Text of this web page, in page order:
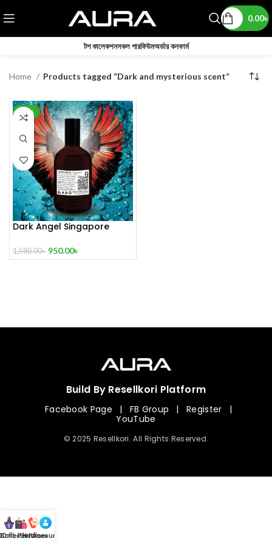
0.00৳
টপ কালেকশনসকল পারফিউমঅর্ডার কনফার্ম
Home Products tagged “Dark and mysterious scent”
-40%
Dark Angel Singapore
mL
1,580.00৳ 950.00৳
Build By Resellkori Platform
Facebook Page | FB Group | Register
|
YouTube
© 2025 Resellkori. All Rights Reserved.
mL Perfumes
Hotline
Account